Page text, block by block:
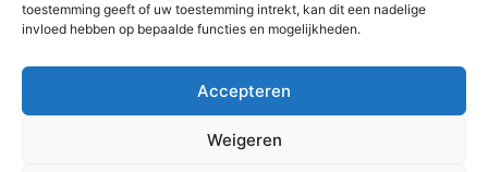
toestemming geeft of uw toestemming intrekt, kan dit een nadelige
invloed hebben op bepaalde functies en mogelijkheden.
Accepteren
Weigeren
© 2015-2026 Rishi Consulting Pvt. Ltd. All Rights
Reserved.